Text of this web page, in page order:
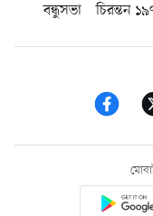
বন্ধুসভা
চিরন্তন